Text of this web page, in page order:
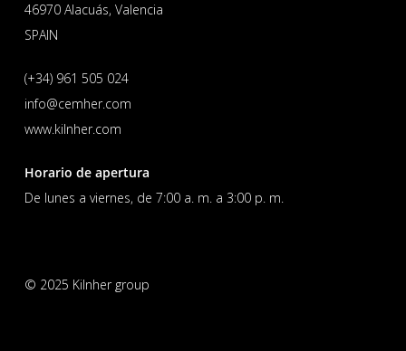
46970 Alacuás, Valencia
SPAIN
(+34) 961 505 024
info@cemher.com
www.kilnher.com
Horario de apertura
De lunes a viernes, de 7:00 a. m. a 3:00 p. m.
© 2025 Kilnher group